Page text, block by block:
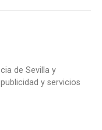
de Sevilla y
y servicios